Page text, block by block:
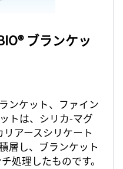
ブランケッ
ンケット、ファイン
トは、シリカ-マグ
アースシリケート
層し、ブランケット
処理したものです。